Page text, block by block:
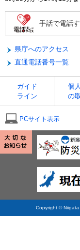
手話で電話
県庁へのアクセス
直通電話番号一覧
ガイド
ライン
個
の
PCサイト表示
Copyright © Niigata